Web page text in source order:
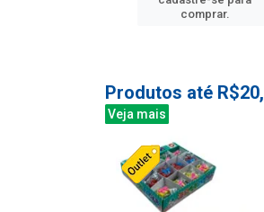
comprar.
Produtos até
Veja mais